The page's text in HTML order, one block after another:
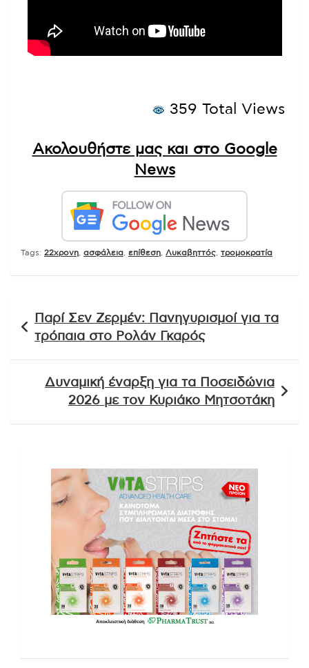
359 Total Views
Ακολουθήστε μας και στο Google
News
Tags: 22χρονη ασφάλεια επίθεση Λυκαβηττός τρομοκρατία
άρθρων
Παρί Σεν Ζερμέν: Πανηγυρισμοί για τα
τρόπαια στο Ρολάν Γκαρός
Δυναμική έναρξη για τα Ποσειδώνια
2026 με τον Κυριάκο Μητσοτάκη